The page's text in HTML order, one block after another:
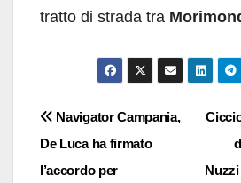
tratto di strada tra
Navigazione
articoli
Nuzzi
Navigator Campania,
De Luca ha firmato
l’accordo per